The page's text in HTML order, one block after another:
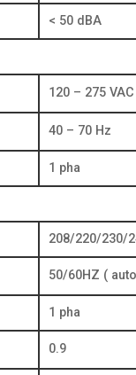
< 50 dBA
120 – 275 VAC
40 – 70 Hz
1 pha
208/220/230/
50/60HZ (
1 pha
0.9